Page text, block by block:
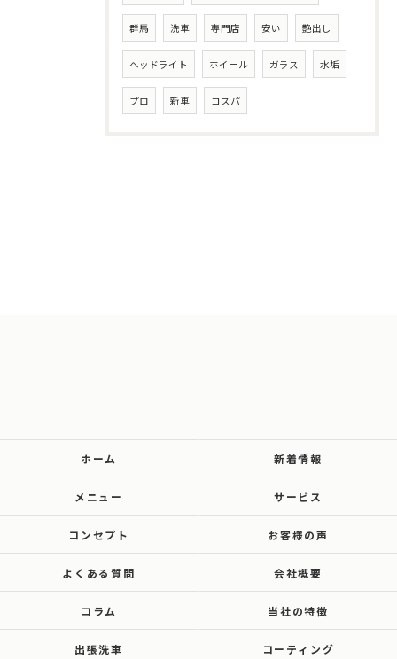
群馬 洗車 専門店 安い 艶出し
ヘッドライト ホイール ガラス 水垢
プロ 新車 コスパ
ホーム 新着情報
メニュー サービス
コンセプト お客様の声
よくある質問 会社概要
コラム 当社の特徴
出張洗車 コーティング